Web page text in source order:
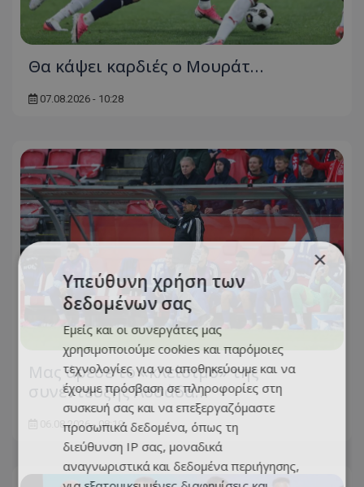
Θα κάψει καρδιές ο Μουράτ…
07.08.2026 - 10:28
Μας άρεσε το «κλείσιμο» της
συνέντευξης Λοσάδα…
06.08.2026 - 08:19
×
Υπεύθυνη χρήση των
δεδομένων σας
Εμείς και οι συνεργάτες μας
χρησιμοποιούμε cookies και παρόμοιες
τεχνολογίες για να αποθηκεύουμε και να
έχουμε πρόσβαση σε πληροφορίες στη
συσκευή σας και να επεξεργαζόμαστε
προσωπικά δεδομένα, όπως τη
διεύθυνση IP σας, μοναδικά
αναγνωριστικά και δεδομένα περιήγησης,